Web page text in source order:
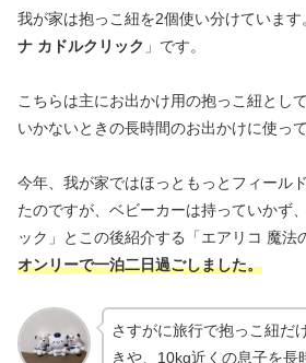
我が家は抱っこ紐を2個使い分けていま
ナ カドルクリック 」です。
こちらは主にお出かけ用の抱っこ紐とし
いかないときの長時間のお出かけに使って
今年、我が家ではほっともっとフィール
たのですが、ベビーカーは持っていかず
ック」とこの後紹介する「エアリコ 魔法
オンリーで一泊二日過ごしました。
さすがに旅行で抱っこ紐だ
きや、10kg近くの息子を長